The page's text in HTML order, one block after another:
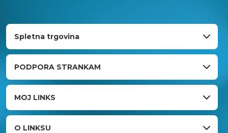
Spletna trgovina
PODPORA STRANKAM
MOJ LINKS
O LINKSU